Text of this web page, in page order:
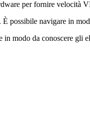
per fornire velocità
. È possibile navigare in
in modo da conoscere gli